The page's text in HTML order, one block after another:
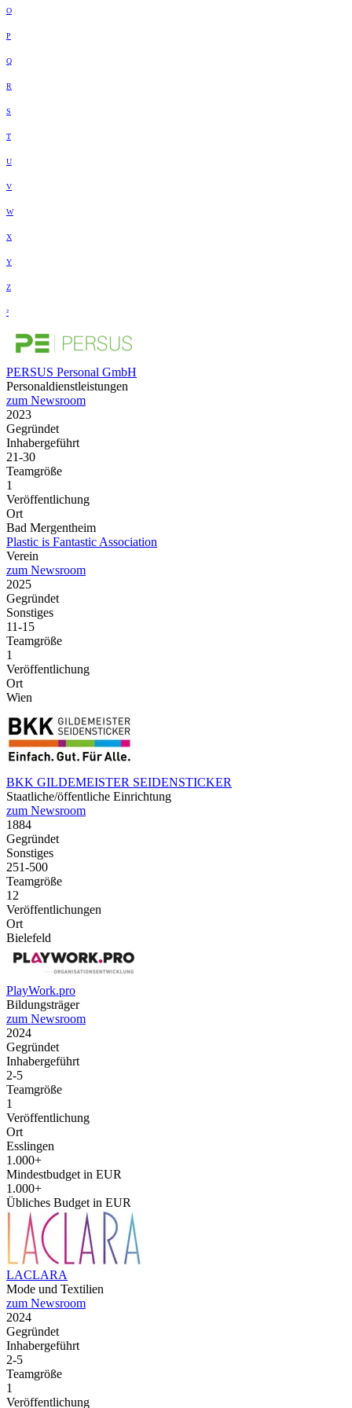
O
P
Q
R
S
T
U
V
W
X
Y
Z
²
PERSUS Personal GmbH
Personaldienstleistungen
zum Newsroom
2023
Gegründet
Inhabergeführt
21-30
Teamgröße
1
Veröffentlichung
Ort
Bad Mergentheim
Plastic is Fantastic Association
Verein
zum Newsroom
2025
Gegründet
Sonstiges
11-15
Teamgröße
1
Veröffentlichung
Ort
Wien
BKK GILDEMEISTER SEIDENSTICKER
Staatliche/öffentliche Einrichtung
zum Newsroom
1884
Gegründet
Sonstiges
251-500
Teamgröße
12
Veröffentlichungen
Ort
Bielefeld
PlayWork.pro
Bildungsträger
zum Newsroom
2024
Gegründet
Inhabergeführt
2-5
Teamgröße
1
Veröffentlichung
Ort
Esslingen
1.000+
Mindestbudget in EUR
1.000+
Übliches Budget in EUR
LACLARA
Mode und Textilien
zum Newsroom
2024
Gegründet
Inhabergeführt
2-5
Teamgröße
1
Veröffentlichung